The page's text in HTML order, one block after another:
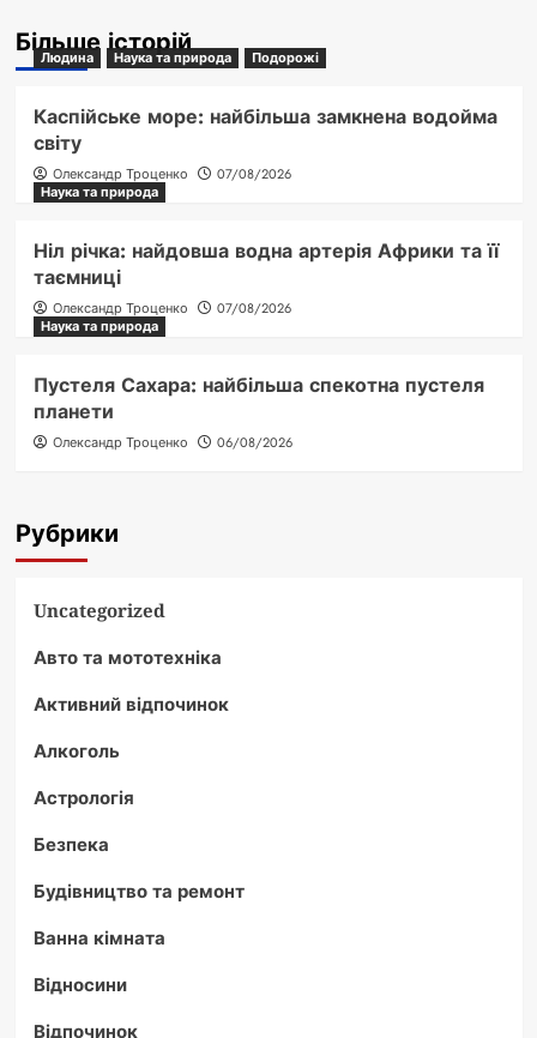
Більше історій
Людина Наука та природа Подорожі
Каспійське море: найбільша замкнена водойма
світу
Олександр Троценко
07/08/2026
Наука та природа
Ніл річка: найдовша водна артерія Африки та її
таємниці
Олександр Троценко
07/08/2026
Наука та природа
Пустеля Сахара: найбільша спекотна пустеля
планети
Олександр Троценко 06/08/2026
Рубрики
Uncategorized
Авто та мототехніка
Активний відпочинок
Алкоголь
Астрологія
Безпека
Будівництво та ремонт
Ванна кімната
Відносини
Відпочинок